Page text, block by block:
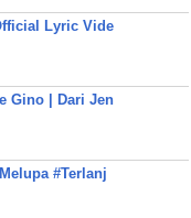
Lyric Vide
Gino | Dari Jen
#Terlanj